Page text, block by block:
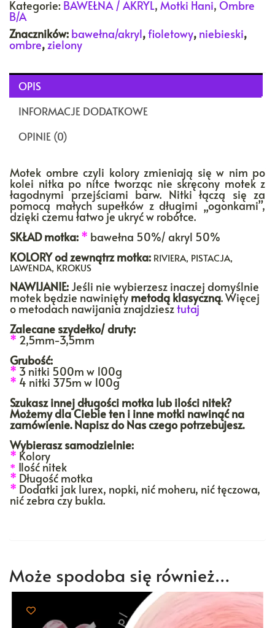
Kategorie: BAWEŁNA / AKRYL, Motki Hani, Ombre
B/A
Znaczników: bawełna/akryl,fioletowy, niebieski,
ombre,zielony
OPIS
INFORMACJE DODATKOWE
OPINIE (0)
Motek ombre czyli kolory zmieniają się w nim po
kolei nitka po nitce tworząc nie skręcony motek z
łagodnymi przejściami barw. Nitki łączą się za
pomocą małych supełków z długimi „ogonkami”,
dzięki czemu łatwo je ukryć w robótce.
SKŁAD motka: * bawełna 50%/ akryl 50%
KOLORYod zewnątrz motka: RIVIERA, PISTACJA,
LAWENDA, KROKUS
NAWIJANIE: Jeśli nie wybierzesz inaczej domyślnie
motek będzie nawinięty metodą klasyczną. Więcej
o metodach nawijania znajdziesztutaj
Zalecane szydełko/ druty:
* 2,5mm-3,5mm
Grubość:
* 3 nitki 500m w 100g
* 4 nitki 375m w 100g
Szukasz innej długości motka lub ilości nitek?
Możemy dla Ciebie ten i inne motki nawinąć na
zamówienie. Napisz do Nas czego potrzebujesz.
Wybierasz samodzielnie:
* Kolory
* Ilość nitek
* Długość motka
* Dodatki jak lurex, nopki, nić moheru, nić tęczowa,
nić zebra czy bukla.
Może spodoba się również…